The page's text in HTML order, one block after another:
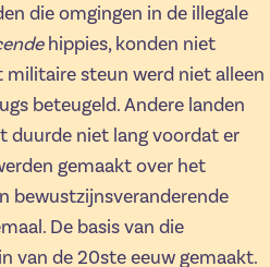
die omgingen in de illegale
hippies, konden niet
militaire steun werd niet alleen
beteugeld. Andere landen
duurde niet lang voordat er
gemaakt over het
bewustzijnsveranderende
De basis van die
van de 20ste eeuw gemaakt.